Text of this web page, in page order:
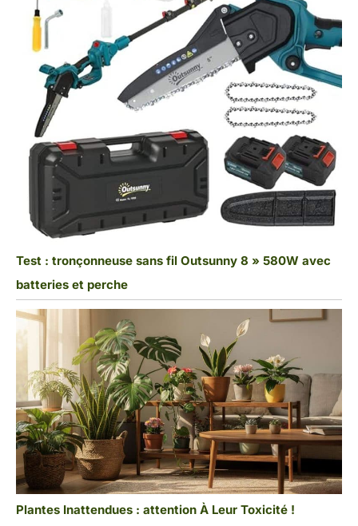
Test : tronçonneuse sans fil Outsunny 8 » 580W avec
batteries et perche
Plantes Inattendues : attention À Leur Toxicité !